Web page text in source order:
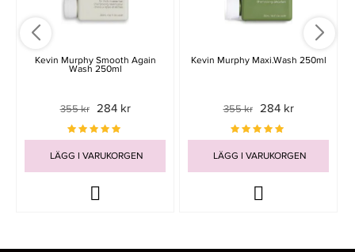
Kevin Murphy Smooth Again
Wash 250ml
355 kr 284 kr
LÄGG I VARUKORGEN
Kevin Murphy Maxi.Wash 250ml
355 kr 284 kr
LÄGG I VARUKORGEN